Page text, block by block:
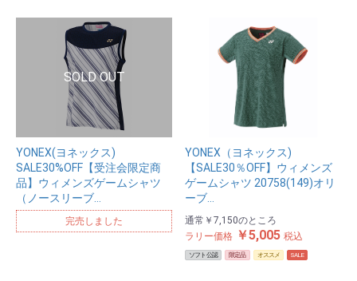
YONEX(ヨネックス)
SALE30%OFF【受注会限定商
品】ウィメンズゲームシャツ
（ノースリーブ…
完売しました
YONEX（ヨネックス)
【SALE30％OFF】ウィメンズ
ゲームシャツ 20758(149)オリ
ーブ…
通常 ￥7,150のところ
ラリー価格 ￥5,005 税込
ソフト公認 限定品 オススメ SALE